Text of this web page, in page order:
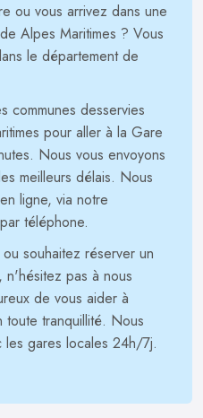
ou vous arrivez dans une
Alpes Maritimes ? Vous
le département de
communes desservies
pour aller à la Gare
Nous vous envoyons
meilleurs délais. Nous
ligne, via notre
téléphone.
souhaitez réserver un
pas à nous
de vous aider à
toute tranquillité. Nous
les gares locales 24h/7j.